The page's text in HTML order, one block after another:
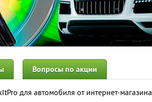
Вопросы по акции
для автомобиля от интернет-магазина